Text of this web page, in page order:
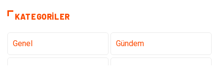
KATEGORILER
Genel Gündem